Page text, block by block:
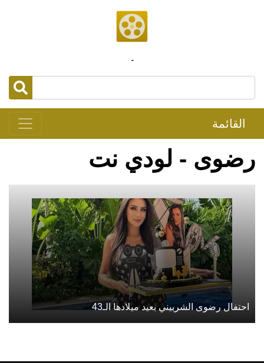
-
القائمة
رضوى - لودي نت
احتفال رضوى الشربيني بعيد ميلادها الـ43